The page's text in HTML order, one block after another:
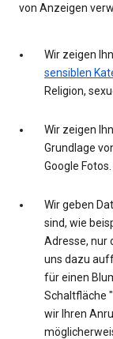
von Anzeigen
Wir zeigen
sensiblen
Religion,
Wir zeigen
Grundlage
Google Fotos.
Wir geben
sind, wie
Adresse, nur
uns dazu
für einen
Schaltfläche
wir Ihren